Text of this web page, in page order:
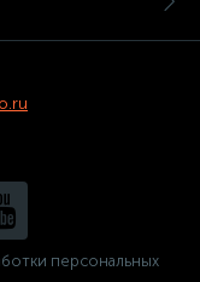
персональных